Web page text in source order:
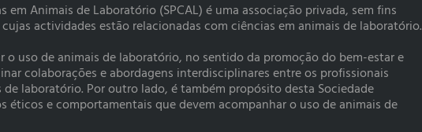
em Animais de Laboratório (SPCAL) é uma associação privada, sem fins
actividades estão relacionadas com ciências em animais de laboratório.
o uso de animais de laboratório, no sentido da promoção do bem-estar e
colaborações e abordagens interdisciplinares entre os profissionais
laboratório. Por outro lado, é também propósito desta Sociedade
éticos e comportamentais que devem acompanhar o uso de animais de